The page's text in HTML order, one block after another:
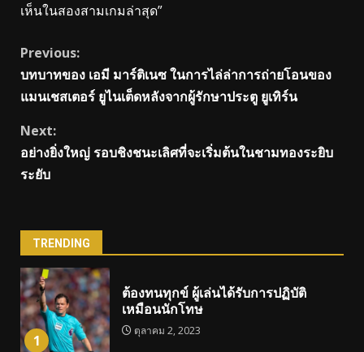
เห็นในสองสามเกมล่าสุด”
Continue
Reading
Previous:
บทบาทของ เอมี มาร์ติเนซ ในการไล่ล่าการถ่ายโอนของ
แมนเชสเตอร์ ยูไนเต็ดหลังจากผู้รักษาประตู ยูเทิร์น
Next:
อย่างยิ่งใหญ่ รอบชิงชนะเลิศที่จะเริ่มต้นในชามทองระยิบ
ระยับ
TRENDING
1
ต้องทนทุกข์ ผู้เล่นได้รับการปฏิบัติ
เหมือนนักโทษ
ตุลาคม 2, 2023